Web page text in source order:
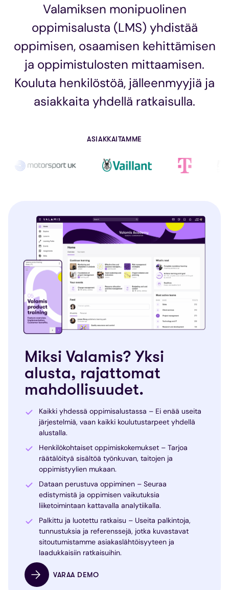
Valamiksen monipuolinen
oppimisalusta (LMS) yhdistää
oppimisen, osaamisen kehittämisen
ja oppimistulosten mittaamisen.
Kouluta henkilöstöä, jälleenmyyjiä ja
asiakkaita yhdellä ratkaisulla.
ASIAKKAITAMME
Miksi Valamis? Yksi
alusta, rajattomat
mahdollisuudet.
Kaikki yhdessä oppimisalustassa – Ei enää useita
järjestelmiä, vaan kaikki koulutustarpeet yhdellä
alustalla.
Henkilökohtaiset oppimiskokemukset – Tarjoa
räätälöityä sisältöä työnkuvan, taitojen ja
oppimistyylien mukaan.
Dataan perustuva oppiminen – Seuraa
edistymistä ja oppimisen vaikutuksia
liiketoimintaan kattavalla analytiikalla.
Palkittu ja luotettu ratkaisu – Useita palkintoja,
tunnustuksia ja referenssejä, jotka kuvastavat
sitoutumistamme asiakaslähtöisyyteen ja
laadukkaisiin ratkaisuihin.
VARAA DEMO